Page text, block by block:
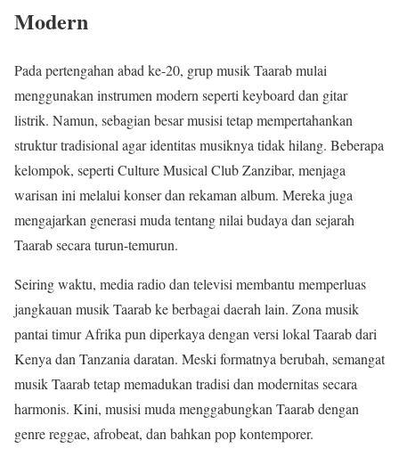
Modern
Pada pertengahan abad ke-20, grup musik Taarab mulai
menggunakan instrumen modern seperti keyboard dan gitar
listrik. Namun, sebagian besar musisi tetap mempertahankan
struktur tradisional agar identitas musiknya tidak hilang. Beberapa
kelompok, seperti Culture Musical Club Zanzibar, menjaga
warisan ini melalui konser dan rekaman album. Mereka juga
mengajarkan generasi muda tentang nilai budaya dan sejarah
Taarab secara turun-temurun.
Seiring waktu, media radio dan televisi membantu memperluas
jangkauan musik Taarab ke berbagai daerah lain. Zona musik
pantai timur Afrika pun diperkaya dengan versi lokal Taarab dari
Kenya dan Tanzania daratan. Meski formatnya berubah, semangat
musik Taarab tetap memadukan tradisi dan modernitas secara
harmonis. Kini, musisi muda menggabungkan Taarab dengan
genre reggae, afrobeat, dan bahkan pop kontemporer.